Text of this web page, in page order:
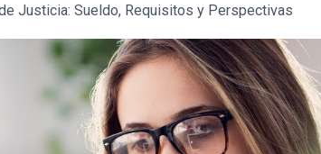
Justicia: Sueldo, Requisitos y Perspectivas